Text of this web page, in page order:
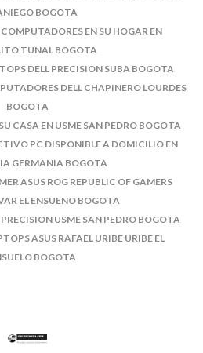
BOGOTA
EN SU HOGAR EN
TUNAL BOGOTA
DELL PRECISION SUBA BOGOTA
DELL CHAPINERO LOURDES
BOGOTA
CASA EN USME SAN PEDRO BOGOTA
PC DISPONIBLE A DOMICILIO EN
GERMANIA BOGOTA
ASUS ROG REPUBLIC OF GAMERS
EL ENSUENO BOGOTA
USME SAN PEDRO BOGOTA
ASUS RAFAEL URIBE URIBE EL
BOGOTA